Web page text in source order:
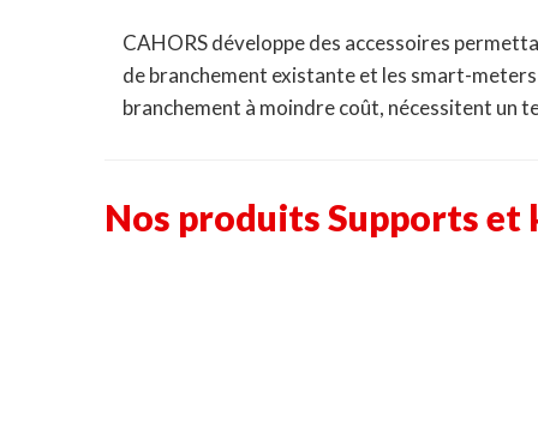
CAHORS développe des accessoires
de branchement existante et les smart-
branchement à moindre coût, nécessitent un
Nos produits Supports